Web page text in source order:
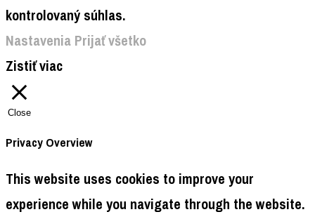
kontrolovaný súhlas.
Nastavenia Prijať všetko
Zistiť viac
Close
Privacy Overview
This website uses cookies to improve your
experience while you navigate through the website.